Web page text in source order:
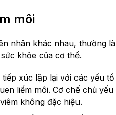
môi
nhân khác nhau, thường
khỏe của cơ thể.
xúc lặp lại với các yếu
liếm môi. Cơ chế chủ
không đặc hiệu.